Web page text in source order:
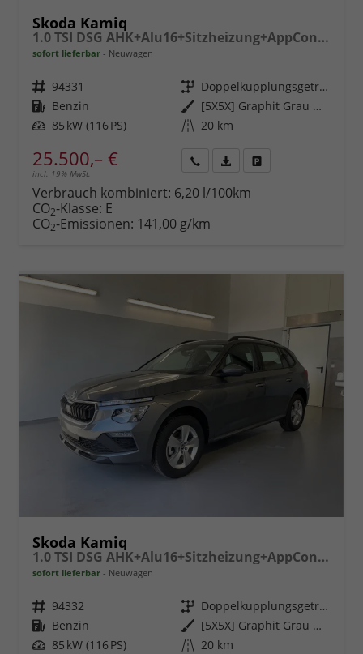
Skoda Kamiq
1.0 TSI DSG AHK+Alu16+Sitzheizung+AppConnect+GV5+LED+Nebel+Klima
sofort lieferbar Neuwagen
Fahrzeugnr. 94331 Getriebe
Doppelkupplungsgetriebe (DSG)
Kraftstoff Benzin Außenfarbe
[5X5X] Graphit Grau Metallic
Leistung 85 kW (116 PS) Kilometerstand 20 km
25.500,– €
incl. 19% MwSt.
anfordern
Datei,
Verbrauch kombiniert: 6,20 l/100km
CO2-Klasse: E
CO2-Emissionen: 141,00 g/km
Skoda Kamiq
1.0 TSI DSG AHK+Alu16+Sitzheizung+AppConnect+GV5+LED+Nebel+Klima
sofort lieferbar Neuwagen
Fahrzeugnr. 94332 Getriebe
Doppelkupplungsgetriebe (DSG)
Kraftstoff Benzin Außenfarbe
[5X5X] Graphit Grau Metallic
Leistung 85 kW (116 PS) Kilometerstand 20 km